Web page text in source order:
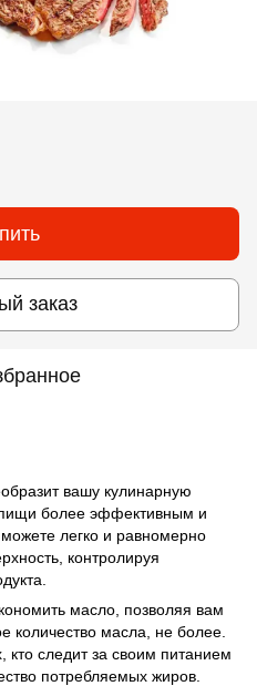
заказ
вашу кулинарную
пищи более эффективным и
легко и равномерно
контролируя
масло, позволяя вам
количество масла, не более.
кто следит за своим питанием
потребляемых жиров.